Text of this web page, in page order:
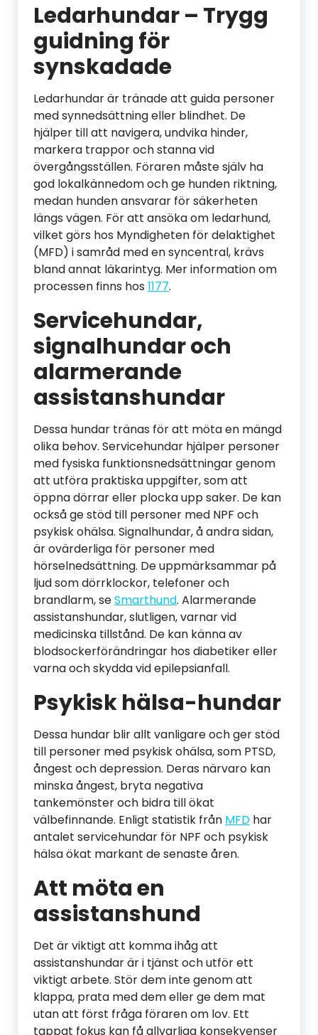
Ledarhundar – Trygg
guidning för
synskadade
Ledarhundar är tränade att guida personer
med synnedsättning eller blindhet. De
hjälper till att navigera, undvika hinder,
markera trappor och stanna vid
övergångsställen. Föraren måste själv ha
god lokalkännedom och ge hunden riktning,
medan hunden ansvarar för säkerheten
längs vägen. För att ansöka om ledarhund,
vilket görs hos Myndigheten för delaktighet
(MFD) i samråd med en syncentral, krävs
bland annat läkarintyg. Mer information om
processen finns hos 1177.
Servicehundar,
signalhundar och
alarmerande
assistanshundar
Dessa hundar tränas för att möta en mängd
olika behov. Servicehundar hjälper personer
med fysiska funktionsnedsättningar genom
att utföra praktiska uppgifter, som att
öppna dörrar eller plocka upp saker. De kan
också ge stöd till personer med NPF och
psykisk ohälsa. Signalhundar, å andra sidan,
är ovärderliga för personer med
hörselnedsättning. De uppmärksammar på
ljud som dörrklockor, telefoner och
brandlarm, seSmarthund. Alarmerande
assistanshundar, slutligen, varnar vid
medicinska tillstånd. De kan känna av
blodsockerförändringar hos diabetiker eller
varna och skydda vid epilepsianfall.
Psykisk hälsa-hundar
Dessa hundar blir allt vanligare och ger stöd
till personer med psykisk ohälsa, som PTSD,
ångest och depression. Deras närvaro kan
minska ångest, bryta negativa
tankemönster och bidra till ökat
välbefinnande. Enligt statistik från MFD har
antalet servicehundar för NPF och psykisk
hälsa ökat markant de senaste åren.
Att möta en
assistanshund
Det är viktigt att komma ihåg att
assistanshundar är i tjänst och utför ett
viktigt arbete. Stör dem inte genom att
klappa, prata med dem eller ge dem mat
utan att först fråga föraren om lov. Ett
tappat fokus kan få allvarliga konsekvenser